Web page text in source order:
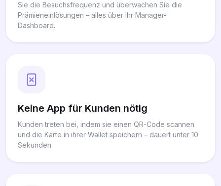
Sie die Besuchsfrequenz und überwachen Sie die
Prämieneinlösungen – alles über Ihr Manager-
Dashboard.
Keine App für Kunden nötig
Kunden treten bei, indem sie einen QR-Code scannen
und die Karte in ihrer Wallet speichern – dauert unter 10
Sekunden.